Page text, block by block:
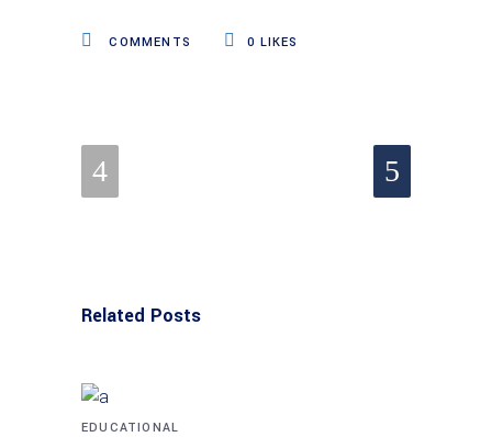
COMMENTS 0 LIKES
Related Posts
EDUCATIONAL